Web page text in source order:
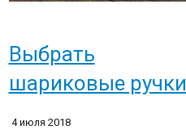
Выбрать
шариковые ручки
4 июля 2018